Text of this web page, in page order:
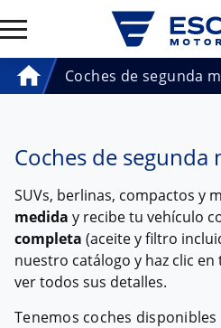
HomeCoches de segunda
Coches de segunda
SUVs, berlinas, compactos y
medida y recibe tu vehículo
completa (aceite y filtro
nuestro catálogo y haz clic
ver todos sus detalles.
Tenemos coches disponibles